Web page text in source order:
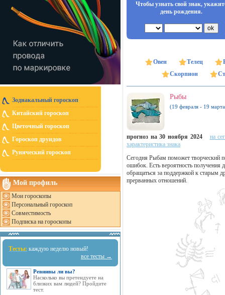
Зодиакальный гороскоп
Китайский гороскоп
Цветочный гороскоп
Гороскоп друидов
Рунический гороскоп
Мой профиль
Мои гороскопы
Персональный гороскоп
Совместимость
Подписка на гороскопы
Тесты: каждую неделю новый!
все тесты →
Ревнивы ли вы?
Насколько вы претендуете на
близких вам людей? Пройдите
тест.
Чтобы узнать свой знак,
день рождения.
Овен Телец
Скорпион
Рыбы
(19 февраля - 19
прогноз на 30 ноября 2024
на
характеристика знака
Сегодня Рыбам поможет творческий
ошибок. Есть вероятность получения
обращаться за поддержкой к старым
прерванных отношений.